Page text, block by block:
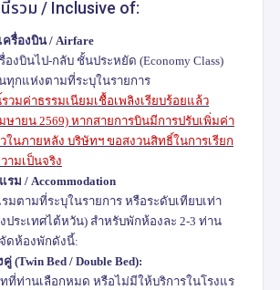
นี้รวม / Inclusive of:
ครื่องบิน / Airfare
องบินไป-กลับ ชั้นประหยัด (Economy Class)
กแห่งตามที่ระบุในรายการ
วมค่าธรรมเนียมเชื้อเพลิงเรียบร้อยแล้ว
ษายน2569) หากสายการบินมีการปรับเพิ่มค่า
ในภายหลัง บริษัทฯ ขอสงวนสิทธิ์ในการเรียก
ามเป็นจริง
รม / Accommodation
มตามที่ระบุในรายการ หรือระดับเทียบเท่า
ประเทศไต้หวัน) สำหรับพักห้องละ 2-3 ท่าน
ดห้องพักดังนี้:
คู่ (Twin Bed / Double Bed):
ที่ท่านเลือกหมด หรือไม่มีให้บริการในโรงแร